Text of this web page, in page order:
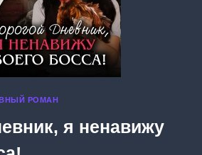
РОМАН
я ненавижу